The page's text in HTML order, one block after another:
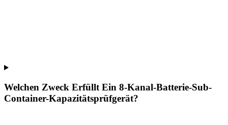
Welchen Zweck Erfüllt Ein 8-Kanal-Batterie-Sub-
Container-Kapazitätsprüfgerät?